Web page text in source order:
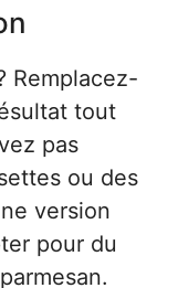
Remplacez-
tout
pas
ou des
version
pour du